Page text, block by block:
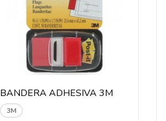
BANDERA ADHESIVA 3M
3M